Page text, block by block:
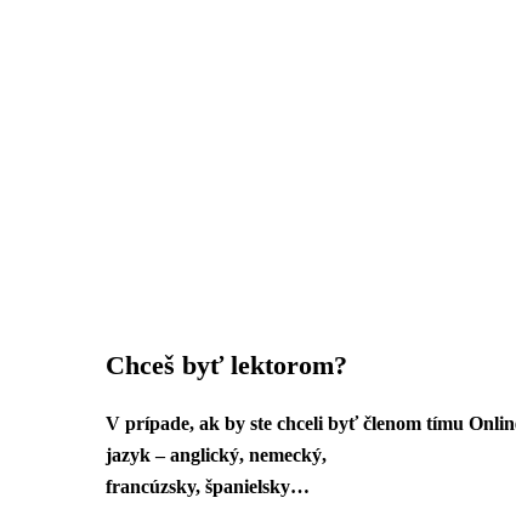
Chceš byť lektorom?
V prípade, ak by ste chceli byť členom tímu
jazyk – anglický, nemecký,
francúzsky, španielsky…